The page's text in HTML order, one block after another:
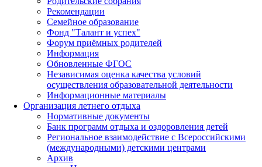
Рекомендации
Семейное образование
Фонд "Талант и успех"
Форум приёмных родителей
Информация
Обновленные ФГОС
Независимая оценка качества условий
осуществления образовательной деятельности
Информационные материалы
Организация летнего отдыха
Нормативные документы
Банк программ отдыха и оздоровления детей
Региональное взаимодействие с Всероссийскими
(международными) детскими центрами
Архив